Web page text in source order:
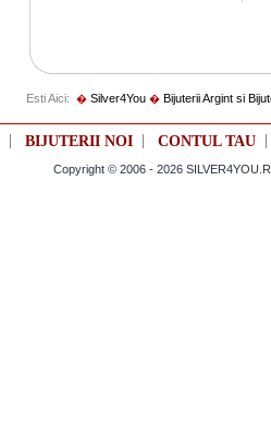
Esti Aici: � Silver4You � Bijuterii Argint si
BIJUTERII NOI CONTUL TAU
Copyright © 2006 - 2026